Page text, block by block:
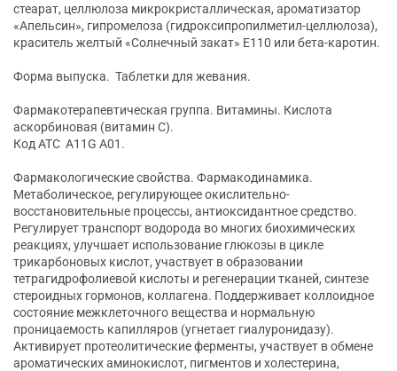
стеарат, целлюлоза микрокристаллическая, ароматизатор
«Апельсин», гипромелоза (гидроксипропилметил-целлюлоза),
краситель желтый «Солнечный закат» Е110 или бета-каротин.
Форма выпуска. Таблетки для жевания.
Фармакотерапевтическая группа. Витамины. Кислота
аскорбиновая (витамин С).
Код АТС A11G A01.
Фармакологические свойства. Фармакодинамика.
Метаболическое, регулирующее окислительно-
восстановительные процессы, антиоксидантное средство.
Регулирует транспорт водорода во многих биохимических
реакциях, улучшает использование глюкозы в цикле
трикарбоновых кислот, участвует в образовании
тетрагидрофолиевой кислоты и регенерации тканей, синтезе
стероидных гормонов, коллагена. Поддерживает коллоидное
состояние межклеточного вещества и нормальную
проницаемость капилляров (угнетает гиалуронидазу).
Активирует протеолитические ферменты, участвует в обмене
ароматических аминокислот, пигментов и холестерина,